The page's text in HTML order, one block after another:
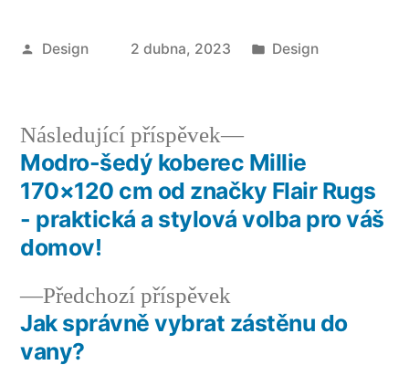
Autor
Design 2 dubna, 2023
Publikováno
Design
Navigace
pro
příspěvek
Předchozí příspěvekPředchozí
příspěvek:
Jak správně vybrat zástěnu do
vany?
Následující příspěvek
Následující
příspěvek:
Modro-šedý koberec Millie
170×120 cm od značky Flair Rugs
- praktická a stylová volba pro váš
domov!